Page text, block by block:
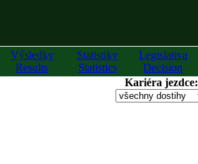
Výsledky
Results
Statistiky
Statistics
Legislativa
Decision
Kariéra jezdce: